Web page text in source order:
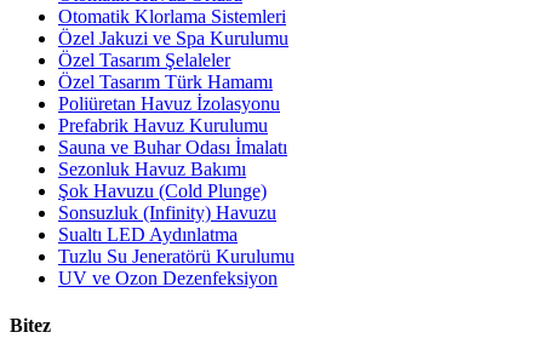
Otomatik Klorlama Sistemleri
Özel Jakuzi ve Spa Kurulumu
Özel Tasarım Şelaleler
Özel Tasarım Türk Hamamı
Poliüretan Havuz İzolasyonu
Prefabrik Havuz Kurulumu
Sauna ve Buhar Odası İmalatı
Sezonluk Havuz Bakımı
Şok Havuzu (Cold Plunge)
Sonsuzluk (Infinity) Havuzu
Sualtı LED Aydınlatma
Tuzlu Su Jeneratörü Kurulumu
UV ve Ozon Dezenfeksiyon
Bitez